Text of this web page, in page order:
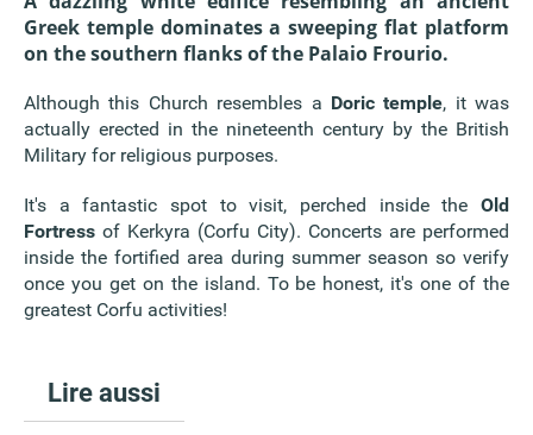
Greek temple dominates a sweeping flat platform
on the southern flanks of the Palaio Frourio.
Although this Church resembles a Doric temple, it was
actually erected in the nineteenth century by the British
Military for religious purposes.
It's a fantastic spot to visit, perched inside the Old
Fortress of Kerkyra (Corfu City). Concerts are performed
inside the fortified area during summer season so verify
once you get on the island. To be honest, it's one of the
greatest Corfu activities!
Lire aussi